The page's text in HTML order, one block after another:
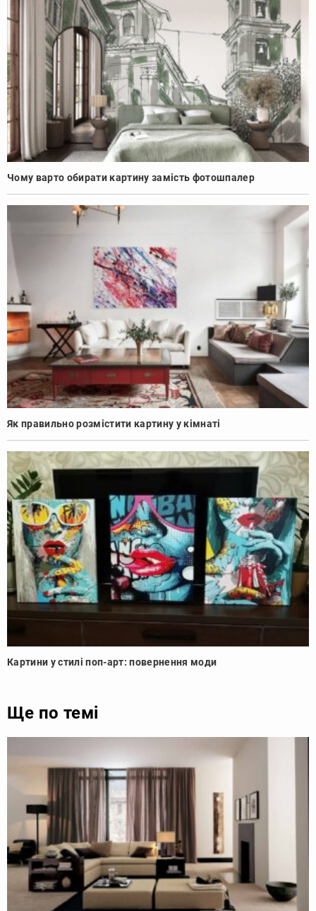
Чому варто обирати картину замість фотошпалер
Як правильно розмістити картину у кімнаті
Картини у стилі поп-арт: повернення моди
Ще по темі